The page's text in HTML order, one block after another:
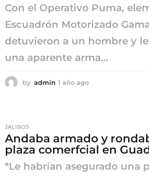
Con el Operativo Puma,
Escuadrón Motorizado
detuvieron a un hombre y
una aparente arma...
by admin 1 año ago
o
JALISCO
Andaba armado y
plaza comerfcial en
*Le habrían asegurado una